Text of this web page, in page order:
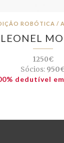
ROBÓTICA /
LEONEL
1250€
Sócios:
dedutível